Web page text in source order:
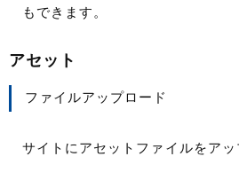
もできます。
アセット
ファイルアップロード
サイトにアセットファイルをアッ